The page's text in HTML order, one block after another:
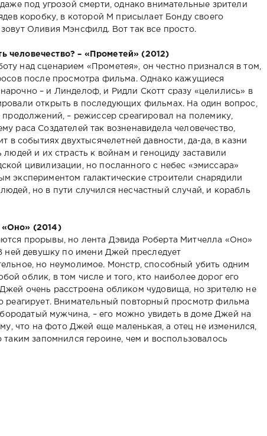
под угрозой смерти, однако внимательные зрители
коробку, в которой М присылает Бонду своего
Оливия Мэнсфилд. Вот так все просто.
человечество? – «Прометей» (2012)
над сценарием «Прометея», он честно признался в том,
после просмотра фильма. Однако кажущиеся
– и Линделоф, и Ридли Скотт сразу «целились» в
открыть в последующих фильмах. На один вопрос,
продолжений, – режиссер среагировал на полемику,
раса Создателей так возненавидела человечество,
в событиях двухтысячелетней давности, да-да, в казни
и их страсть к войнам и геноциду заставили
цивилизации, но посланного с небес «эмиссара»
экспериментом галактические строители снарядили
но в пути случился несчастный случай, и корабль
«Оно» (2014)
прорывы, но лента Дэвида Роберта Митчелла «Оно»
ней девушку по имени Джей преследует
но неумолимое. Монстр, способный убить одним
облик, в том числе и того, кто наиболее дорог его
очень расстроена обликом чудовища, но зрителю не
реагирует. Внимательный повторный просмотр фильма
мужчина, – его можно увидеть в доме Джей на
что на фото Джей еще маленькая, а отец не изменился,
запомнился героине, чем и воспользовалось